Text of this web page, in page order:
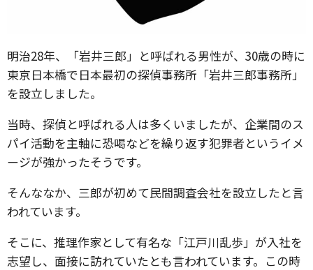
明治28年、「岩井三郎」と呼ばれる男性が、30歳の時に
東京日本橋で日本最初の探偵事務所「岩井三郎事務所」
を設立しました。
当時、探偵と呼ばれる人は多くいましたが、企業間のス
パイ活動を主軸に恐喝などを繰り返す犯罪者というイメ
ージが強かったそうです。
そんななか、三郎が初めて民間調査会社を設立したと言
われています。
そこに、推理作家として有名な「江戸川乱歩」が入社を
志望し、面接に訪れていたとも言われています。この時